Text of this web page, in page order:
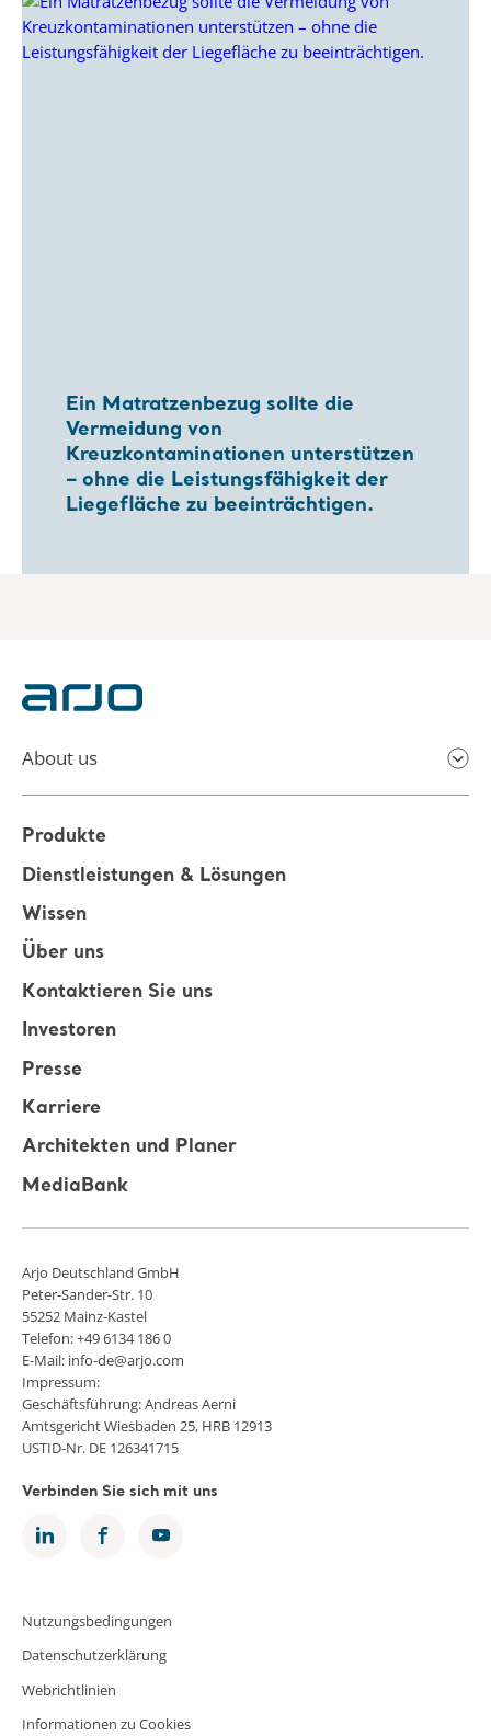
Ein Matratzenbezug sollte die
Vermeidung von
Kreuzkontaminationen unterstützen
– ohne die Leistungsfähigkeit der
Liegefläche zu beeinträchtigen.
About us
Produkte
Dienstleistungen & Lösungen
Wissen
Über uns
Kontaktieren Sie uns
Investoren
Presse
Karriere
Architekten und Planer
MediaBank
Arjo Deutschland GmbH
Peter-Sander-Str. 10
55252 Mainz-Kastel
Telefon: +49 6134 186 0
E-Mail: info-de@arjo.com
Impressum:
Geschäftsführung: Andreas Aerni
Amtsgericht Wiesbaden 25, HRB 12913
USTID-Nr. DE 126341715
Verbinden Sie sich mit uns
Nutzungsbedingungen
Datenschutzerklärung
Webrichtlinien
Informationen zu Cookies